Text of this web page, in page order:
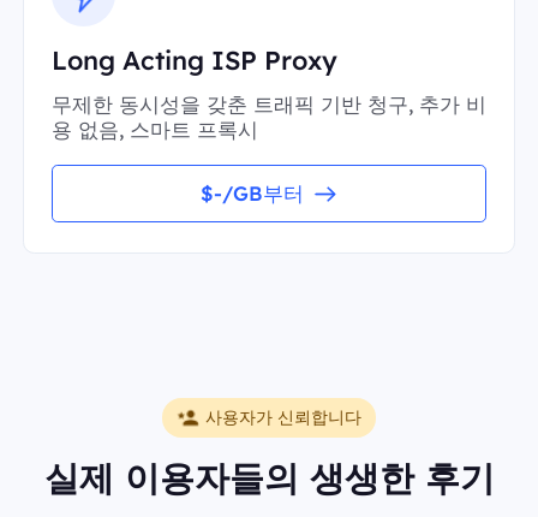
Long Acting ISP Proxy
무제한 동시성을 갖춘 트래픽 기반 청구, 추가 비
용 없음, 스마트 프록시
$-/GB부터
사용자가 신뢰합니다
실제 이용자들의 생생한 후기